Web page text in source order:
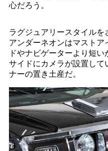
心だろう。
ラグジュアリースタイル
アンダーネオンはマスト
ドやナビゲーターより短い
サイドにカメラが設置して
ナーの置き土産だ。